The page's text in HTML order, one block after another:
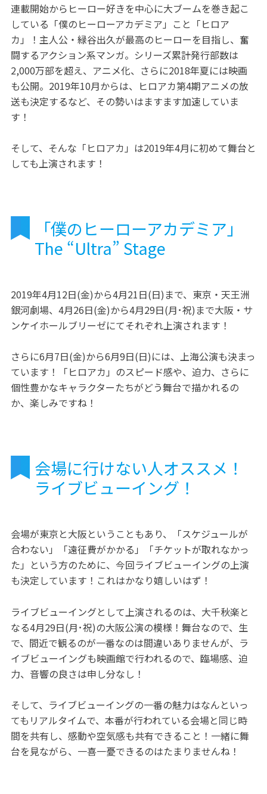
連載開始からヒーロー好きを中心に大ブームを巻き起こ
している「僕のヒーローアカデミア」こと「ヒロア
カ」！主人公・緑谷出久が最高のヒーローを目指し、奮
闘するアクション系マンガ。シリーズ累計発行部数は
2,000万部を超え、アニメ化、さらに2018年夏には映画
も公開。2019年10月からは、ヒロアカ第4期アニメの放
送も決定するなど、その勢いはますます加速していま
す！
そして、そんな「ヒロアカ」は2019年4月に初めて舞台と
しても上演されます！
「僕のヒーローアカデミア」
The “Ultra” Stage
2019年4月12日(金)から4月21日(日)まで、東京・天王洲
銀河劇場、4月26日(金)から4月29日(月･祝)まで大阪・サ
ンケイホールブリーゼにてそれぞれ上演されます！
さらに6月7日(金)から6月9日(日)には、上海公演も決まっ
ています！「ヒロアカ」のスピード感や、迫力、さらに
個性豊かなキャラクターたちがどう舞台で描かれるの
か、楽しみですね！
会場に行けない人オススメ！
ライブビューイング！
会場が東京と大阪ということもあり、「スケジュールが
合わない」「遠征費がかかる」「チケットが取れなかっ
た」という方のために、今回ライブビューイングの上演
も決定しています！これはかなり嬉しいはず！
ライブビューイングとして上演されるのは、大千秋楽と
なる4月29日(月･祝)の大阪公演の模様！舞台なので、生
で、間近で観るのが一番なのは間違いありませんが、ラ
イブビューイングも映画館で行われるので、臨場感、迫
力、音響の良さは申し分なし！
そして、ライブビューイングの一番の魅力はなんといっ
てもリアルタイムで、本番が行われている会場と同じ時
間を共有し、感動や空気感も共有できること！一緒に舞
台を見ながら、一喜一憂できるのはたまりませんね！